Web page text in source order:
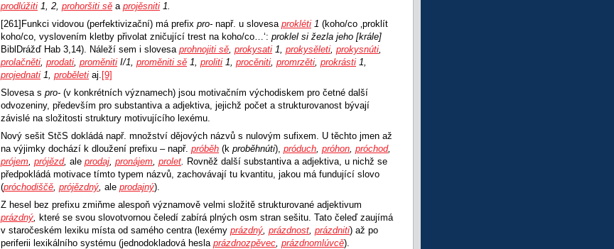
prodlúžiti 1, 2, prohoršiti sě a projěsniti 1.
[261]Funkci vidovou (perfektivizační) má prefix pro- např. u slovesa prokléti 1 (koho/co ‚proklít
koho/co, vyslovením kletby přivolat zničující trest na koho/co…‘: proklel si žezla jeho [krále]
BiblDrážď Hab 3,14). Náleží sem i slovesa prohnojiti sě, prokysati 1, prokysěleti, prokysnúti,
prolačněti, prodati, proměniti I/1, proměniti sě 1, proliti 1, procěniti, promrzěti, prokrásti 1,
projednati 1, proběleti aj. [9]
Slovesa s pro- (v konkrétních významech) jsou motivačním východiskem pro četné další
odvozeniny, především pro substantiva a adjektiva, jejichž počet a strukturovanost bývají
závislé na složitosti struktury motivujícího lexému.
Nový sešit StčS dokládá např. množství dějových názvů s nulovým sufixem. U těchto jmen až
na výjimky dochází k dloužení prefixu – např. próběh (k proběhnúti), próduch, próhon, próchod,
prójem, prójězd, ale prodaj, pronájem, prolet. Rovněž další substantiva a adjektiva, u nichž se
předpokládá motivace tímto typem názvů, zachovávají tu kvantitu, jakou má fundující slovo
(próchodiščě, prójězdný, ale prodajný).
Z hesel bez prefixu zmiňme alespoň významově velmi složitě strukturované adjektivum
prázdný, které se svou slovotvornou čeledí zabírá plných osm stran sešitu. Tato čeleď zaujímá
v staročeském lexiku místa od samého centra (lexémy prázdný, prázdnost, prázdniti) až po
periferii lexikálního systému (jednodokladová hesla prázdnozpěvec, prázdnomlúvcě).